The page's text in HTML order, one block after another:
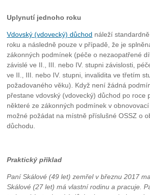
Uplynutí jednoho roku
Vdovský (vdovecký) důchod náleží
roku a následně pouze v případě, že je
zákonných podmínek (péče o nezaopatřené
závislé ve II., III. nebo IV. stupni závislosti,
ve II., III. nebo IV. stupni, invalidita ve třetím
požadovaného věku). Když není žádná
přestane vdovský (vdovecký) důchod po roce
některé ze zákonných podmínek v
možné požádat na místně příslušné OSSZ o
důchodu.
Praktický příklad
Paní Skálové (49 let) zemřel v březnu 2017
Skálové (27 let) má vlastní rodinu a pracuje.